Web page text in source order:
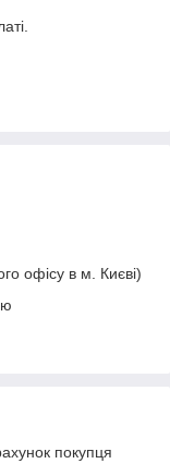
офісу в м. Києві)
покупця